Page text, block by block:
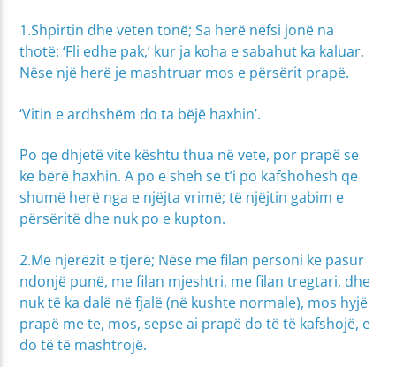
1.Shpirtin dhe veten tonë; Sa herë nefsi jonë na
thotë: ‘Fli edhe pak,’ kur ja koha e sabahut ka kaluar.
Nëse një herë je mashtruar mos e përsërit prapë.
‘Vitin e ardhshëm do ta bëjë haxhin’.
Po qe dhjetë vite kështu thua në vete, por prapë se
ke bërë haxhin. A po e sheh se t’i po kafshohesh qe
shumë herë nga e njëjta vrimë; të njëjtin gabim e
përsëritë dhe nuk po e kupton.
2.Me njerëzit e tjerë; Nëse me filan personi ke pasur
ndonjë punë, me filan mjeshtri, me filan tregtari, dhe
nuk të ka dalë në fjalë (në kushte normale), mos hyjë
prapë me te, mos, sepse ai prapë do të të kafshojë, e
do të të mashtrojë.